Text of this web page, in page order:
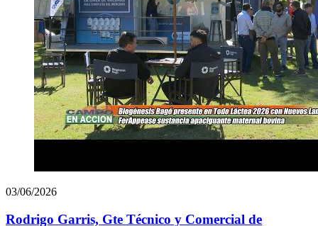
03/06/2026
Rodrigo Garris, Gte Técnico y Comercial de